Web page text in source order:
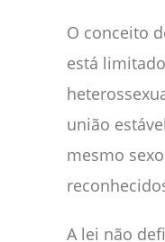
O conceito
está
união
mesmo
A lei não